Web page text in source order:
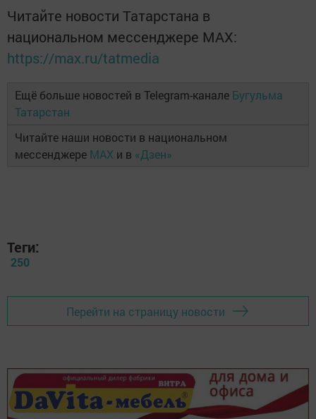
Читайте новости Татарстана в
национальном мессенджере MАХ:
https://max.ru/tatmedia
Ещё больше новостей в Telegram-канале Бугульма
Татарстан
Читайте наши новости в национальном
мессенджере MAX и в «Дзен»
Теги:
250
Перейти на страницу новости